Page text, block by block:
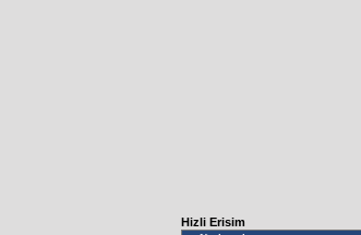
Hizli Erisim